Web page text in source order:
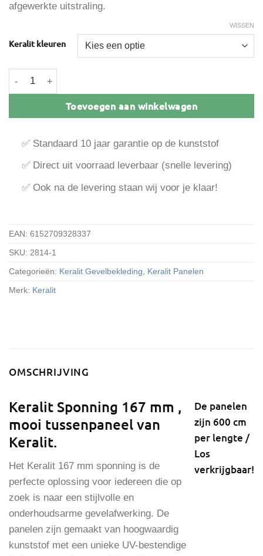
afgewerkte uitstraling.
Keralit kleuren
WISSEN
Keralit sponning 167 mm aantal
Toevoegen aan winkelwagen
✅ Standaard 10 jaar garantie op de kunststof
✅ Direct uit voorraad leverbaar (snelle levering)
✅ Ook na de levering staan wij voor je klaar!
EAN: 6152709328337
SKU: 2814-1
Categorieën: Keralit Gevelbekleding Keralit Panelen
Merk: Keralit
OMSCHRIJVING
Keralit Sponning 167 mm ,
mooi tussenpaneel van
Keralit.
Het Keralit 167 mm sponning is de
perfecte oplossing voor iedereen die op
zoek is naar een stijlvolle en
onderhoudsarme gevelafwerking. De
panelen zijn gemaakt van hoogwaardig
kunststof met een unieke UV-bestendige
De panelen
zijn 600 cm
per lengte /
Los
verkrijgbaar!